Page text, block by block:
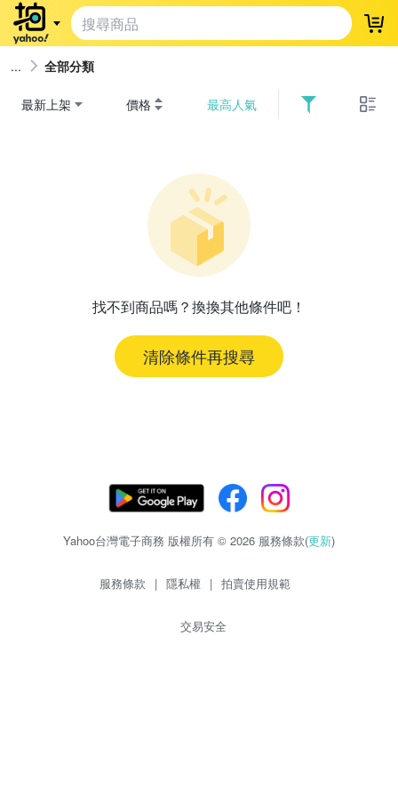
登
全部分類
最新上架 價格 最高人氣
找不到商品嗎？換換其他條件吧！
清除條件再搜尋
Yahoo台灣電子商務 版權所有 © 2026 服務條款(更新)
服務條款 | 隱私權 | 拍賣使用規範
交易安全